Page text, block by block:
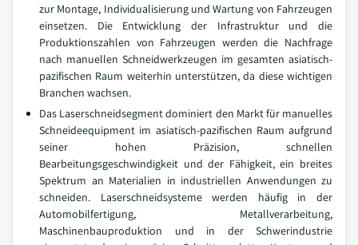
zur Montage, Individualisierung und Wartung von Fahrzeugen
einsetzen. Die Entwicklung der Infrastruktur und die
Produktionszahlen von Fahrzeugen werden die Nachfrage
nach manuellen Schneidwerkzeugen im gesamten asiatisch-
pazifischen Raum weiterhin unterstützen, da diese wichtigen
Branchen wachsen.
Das Laserschneidsegment dominiert den Markt für manuelles
Schneideequipment im asiatisch-pazifischen Raum aufgrund
seiner hohen Präzision, schnellen
Bearbeitungsgeschwindigkeit und der Fähigkeit, ein breites
Spektrum an Materialien in industriellen Anwendungen zu
schneiden. Laserschneidsysteme werden häufig in der
Automobilfertigung, Metallverarbeitung,
Maschinenbauproduktion und in der Schwerindustrie